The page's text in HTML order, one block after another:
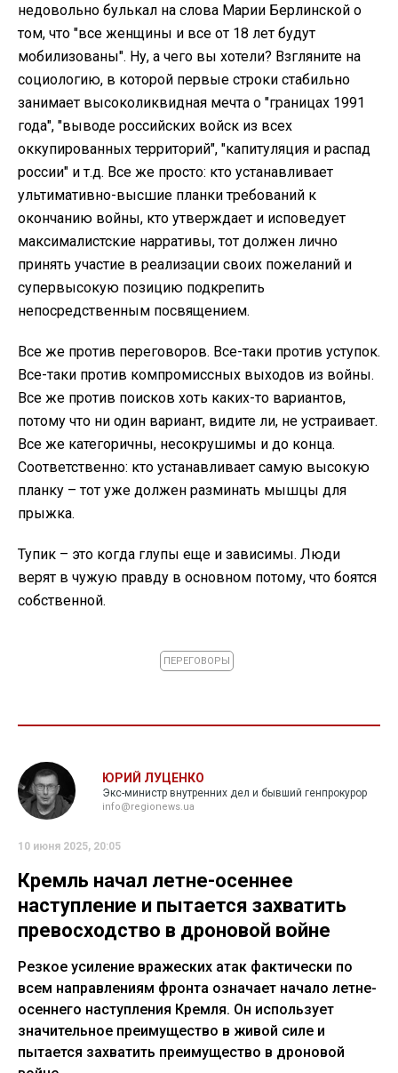
недовольно булькал на слова Марии Берлинской о
том, что "все женщины и все от 18 лет будут
мобилизованы". Ну, а чего вы хотели? Взгляните на
социологию, в которой первые строки стабильно
занимает высоколиквидная мечта о "границах 1991
года", "выводе российских войск из всех
оккупированных территорий", "капитуляция и распад
россии" и т.д. Все же просто: кто устанавливает
ультимативно-высшие планки требований к
окончанию войны, кто утверждает и исповедует
максималистские нарративы, тот должен лично
принять участие в реализации своих пожеланий и
супервысокую позицию подкрепить
непосредственным посвящением.
Все же против переговоров. Все-таки против уступок.
Все-таки против компромиссных выходов из войны.
Все же против поисков хоть каких-то вариантов,
потому что ни один вариант, видите ли, не устраивает.
Все же категоричны, несокрушимы и до конца.
Соответственно: кто устанавливает самую высокую
планку – тот уже должен разминать мышцы для
прыжка.
Тупик – это когда глупы еще и зависимы. Люди
верят в чужую правду в основном потому, что боятся
собственной.
ПЕРЕГОВОРЫ
ЮРИЙ ЛУЦЕНКО
Экс-министр внутренних дел и бывший генпрокурор
info@regionews.ua
10 июня 2025, 20:05
Кремль начал летне-осеннее
наступление и пытается захватить
превосходство в дроновой войне
Резкое усиление вражеских атак фактически по
всем направлениям фронта означает начало летне-
осеннего наступления Кремля. Он использует
значительное преимущество в живой силе и
пытается захватить преимущество в дроновой